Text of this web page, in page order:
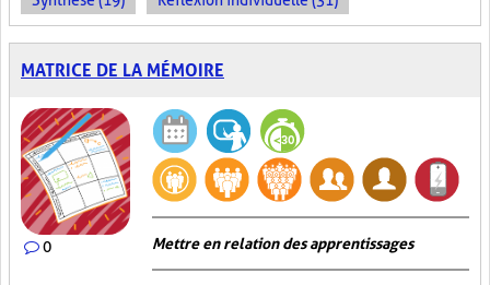
MATRICE DE LA MÉMOIRE
0 Mettre en relation des apprentissages